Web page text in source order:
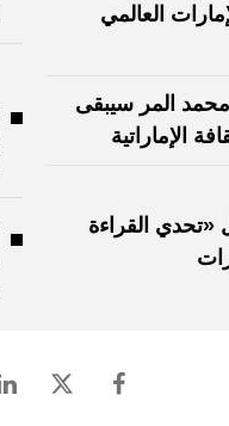
العالمي
المر سيبقى
الإماراتية
«تحدي القراءة